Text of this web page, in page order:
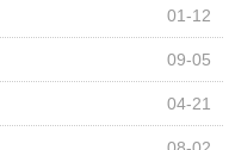
01-12
09-05
04-21